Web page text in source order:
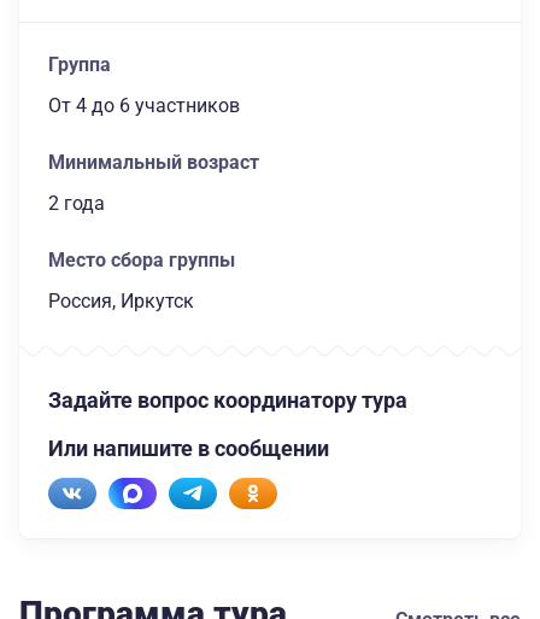
Группа
От 4 до 6 участников
Минимальный возраст
2 года
Место сбора группы
Россия, Иркутск
Задайте вопрос координатору тура
Или напишите в сообщении